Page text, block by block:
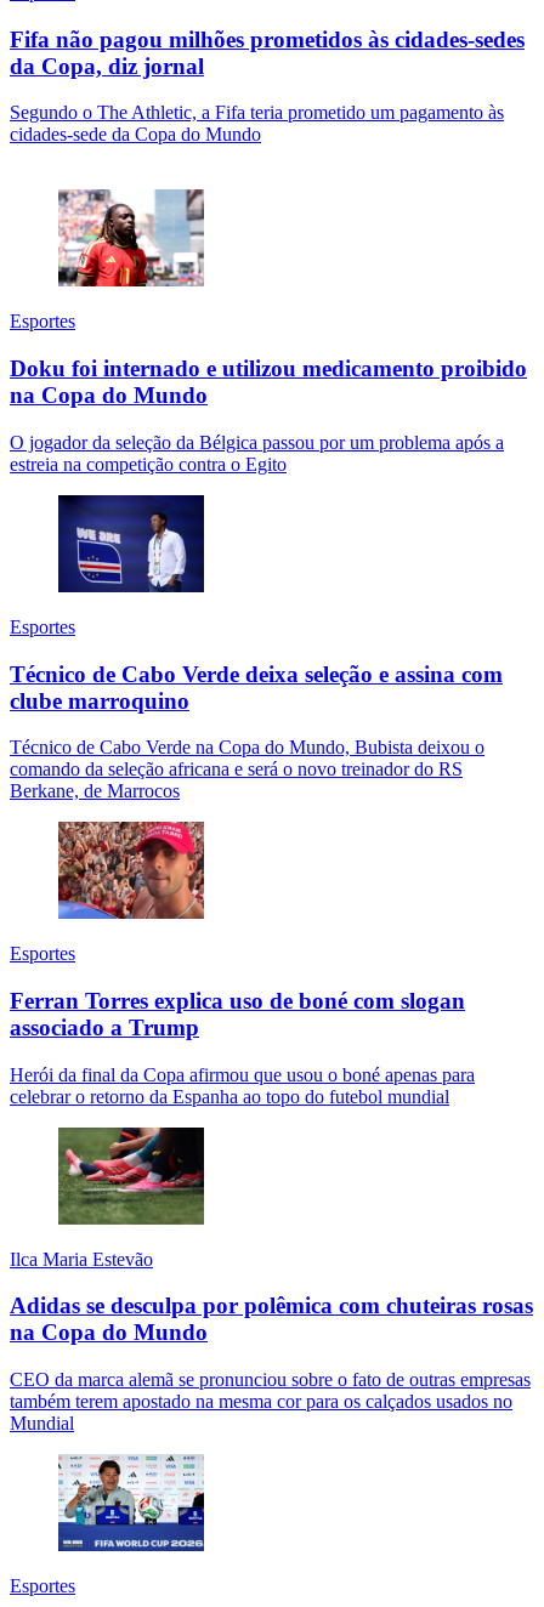
Fifa não pagou milhões prometidos às cidades-sedes
da Copa, diz jornal
Segundo o The Athletic, a Fifa teria prometido um pagamento às
cidades-sede da Copa do Mundo
Esportes
Doku foi internado e utilizou medicamento proibido
na Copa do Mundo
O jogador da seleção da Bélgica passou por um problema após a
estreia na competição contra o Egito
Esportes
Técnico de Cabo Verde deixa seleção e assina com
clube marroquino
Técnico de Cabo Verde na Copa do Mundo, Bubista deixou o
comando da seleção africana e será o novo treinador do RS
Berkane, de Marrocos
Esportes
Ferran Torres explica uso de boné com slogan
associado a Trump
Herói da final da Copa afirmou que usou o boné apenas para
celebrar o retorno da Espanha ao topo do futebol mundial
Ilca Maria Estevão
Adidas se desculpa por polêmica com chuteiras rosas
na Copa do Mundo
CEO da marca alemã se pronunciou sobre o fato de outras empresas
também terem apostado na mesma cor para os calçados usados no
Mundial
Esportes